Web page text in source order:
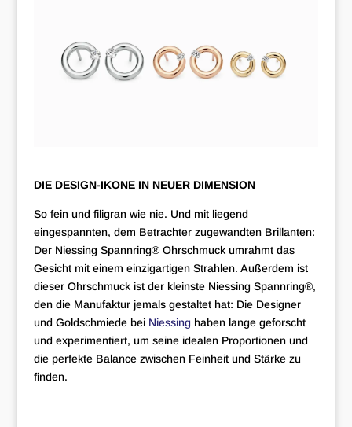
DIE DESIGN-IKONE IN NEUER DIMENSION
So fein und filigran wie nie. Und mit liegend
eingespannten, dem Betrachter zugewandten Brillanten:
Der Niessing Spannring® Ohrschmuck umrahmt das
Gesicht mit einem einzigartigen Strahlen. Außerdem ist
dieser Ohrschmuck ist der kleinste Niessing Spannring®,
den die Manufaktur jemals gestaltet hat: Die Designer
und Goldschmiede bei Niessing haben lange geforscht
und experimentiert, um seine idealen Proportionen und
die perfekte Balance zwischen Feinheit und Stärke zu
finden.